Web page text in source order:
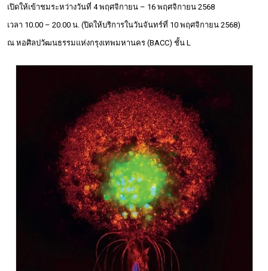
เปิดให้เข้าชมระหว่างวันที่ 4 พฤศจิกายน – 16 พฤศจิกายน 2568
เวลา 10.00 – 20.00 น. (ปิดให้บริการในวันจันทร์ที่ 10 พฤศจิกายน 2568)
ณ หอศิลปวัฒนธรรมแห่งกรุงเทพมหานคร (BACC) ชั้น L